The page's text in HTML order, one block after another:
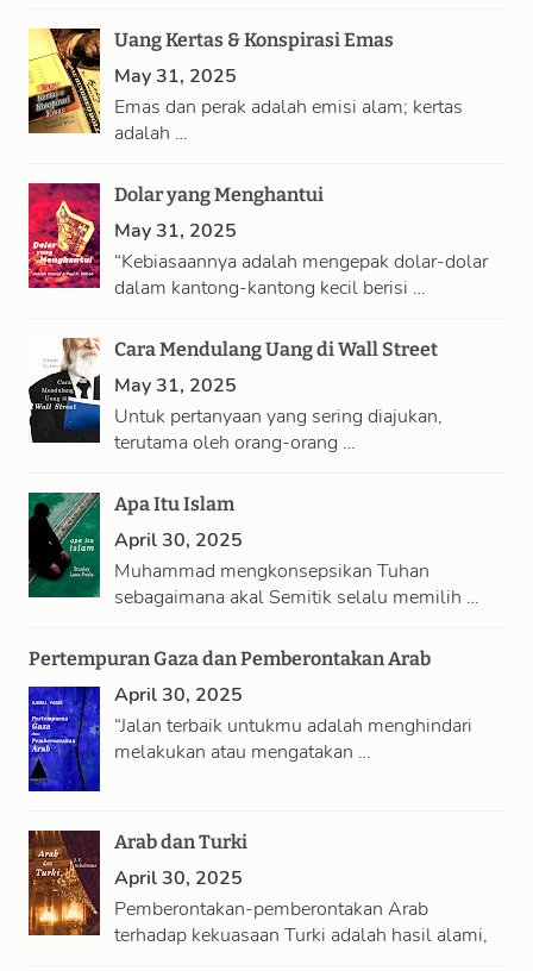
Uang Kertas & Konspirasi Emas
May 31, 2025
Emas dan perak adalah emisi alam; kertas
adalah …
Dolar yang Menghantui
May 31, 2025
“Kebiasaannya adalah mengepak dolar-dolar
dalam kantong-kantong kecil berisi …
Cara Mendulang Uang di Wall Street
May 31, 2025
Untuk pertanyaan yang sering diajukan,
terutama oleh orang-orang …
Apa Itu Islam
April 30, 2025
Muhammad mengkonsepsikan Tuhan
sebagaimana akal Semitik selalu memilih …
Pertempuran Gaza dan Pemberontakan Arab
April 30, 2025
“Jalan terbaik untukmu adalah menghindari
melakukan atau mengatakan …
Arab dan Turki
April 30, 2025
Pemberontakan-pemberontakan Arab
terhadap kekuasaan Turki adalah hasil alami,